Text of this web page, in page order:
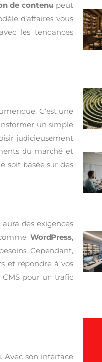
de contenu peut
d’affaires vous
les tendances
C’est une
un simple
judicieusement
du marché et
soit basée sur des
aura des exigences
WordPress,
Cependant,
et répondre à vos
pour un trafic
. Avec son interface